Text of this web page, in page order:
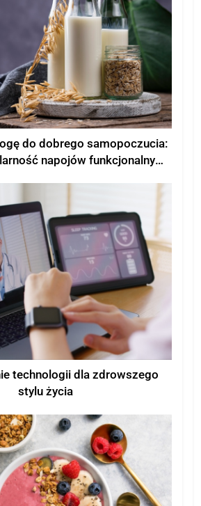
do dobrego samopoczucia:
napojów funkcjonalnych
technologii dla zdrowszego
stylu życia